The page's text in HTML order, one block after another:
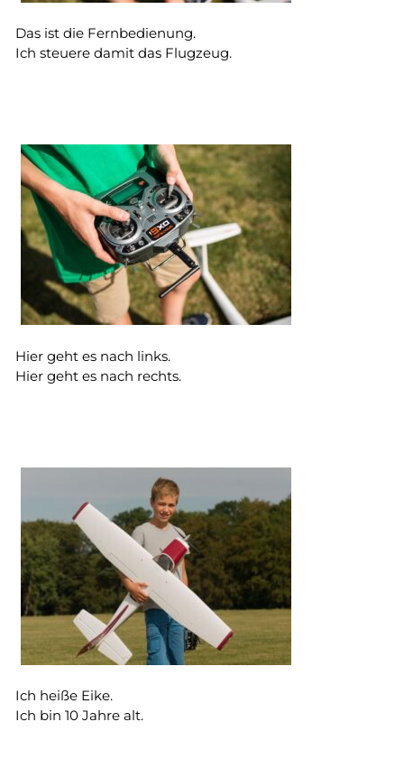
Das ist die Fernbedienung.
Ich steuere damit das Flugzeug.
Hier geht es nach links.
Hier geht es nach rechts.
Ich heiße Eike.
Ich bin 10 Jahre alt.